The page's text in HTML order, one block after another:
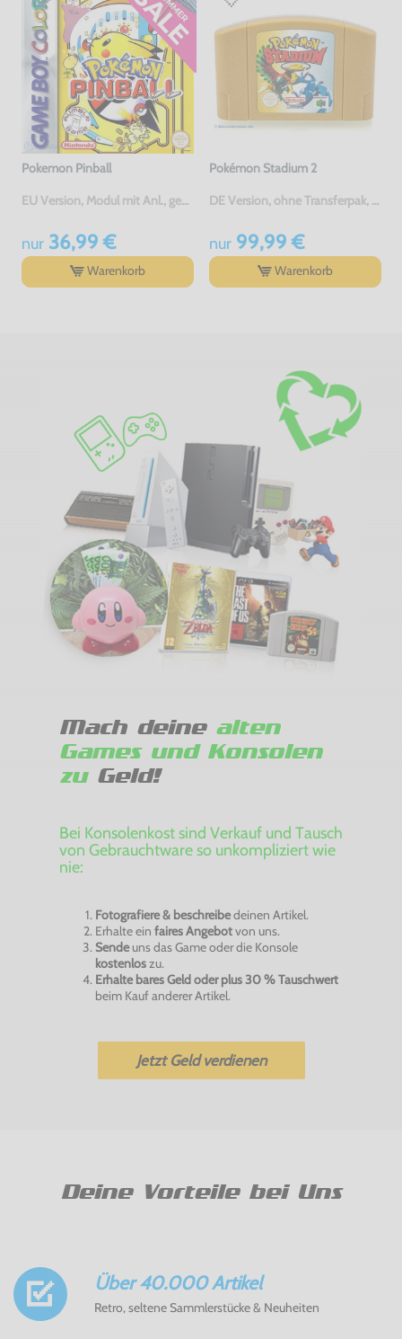
Pokemon Pinball
EU Version, Modul mit Anl., gebraucht
nur36,99 €
Warenkorb
Pokémon Stadium 2
DE Version, ohne Transferpak, Modul, sehr guter Zustand, gebraucht
nur99,99 €
Warenkorb
Mach deine alten
Games und Konsolen
zuGeld!
Bei Konsolenkost sind Verkauf und Tausch
von Gebrauchtware so unkompliziert wie
nie:
Fotografiere & beschreibedeinen Artikel.
Erhalte ein faires Angebotvon uns.
Sendeuns das Game oder die Konsole
kostenloszu.
Erhalte bares Geld oder plus 30 % Tauschwert
beim Kauf anderer Artikel.
Jetzt Geld verdienen
Deine Vorteile bei Uns
Über 40.000 Artikel
Retro, seltene Sammlerstücke & Neuheiten